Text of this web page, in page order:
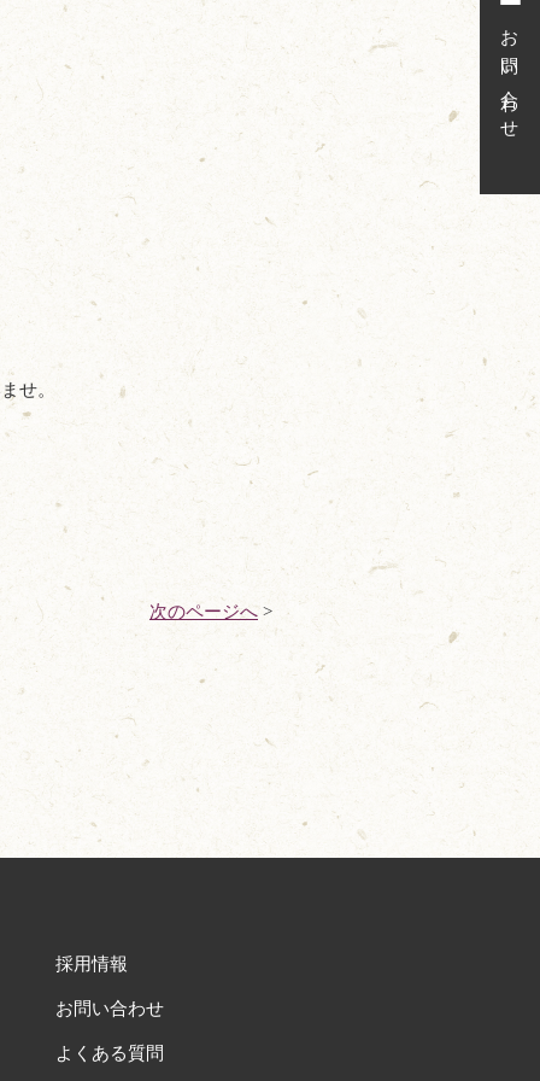
お問い合わせ
せ。
次のページへ>
採用情報
お問い合わせ
よくある質問